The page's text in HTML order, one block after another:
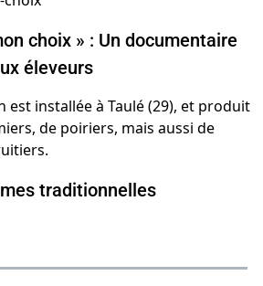
choix » : Un documentaire
éleveurs
traditionnelles